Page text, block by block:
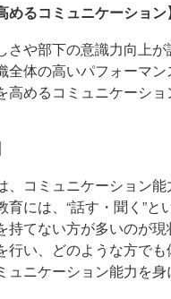
るコミュニケーション
や部下の意識力向上
体の高いパフォーマ
めるコミュニケーシ
コミュニケーション
には、“話す・聞く”
てない方が多いのが
い、どのような方で
ニケーション能力を